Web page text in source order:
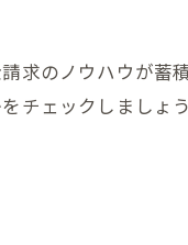
求のノウハウが蓄
チェックしましょ